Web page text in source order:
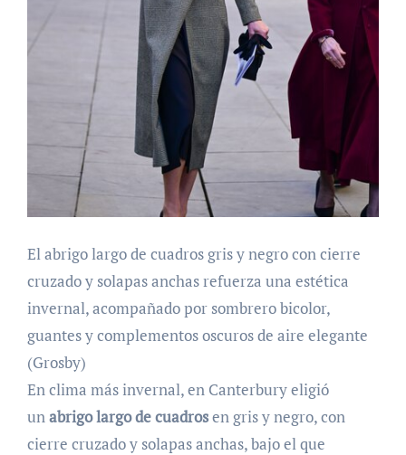
El abrigo largo de cuadros gris y negro con cierre
cruzado y solapas anchas refuerza una estética
invernal, acompañado por sombrero bicolor,
guantes y complementos oscuros de aire elegante
(Grosby)
En clima más invernal, en Canterbury eligió
unabrigo largo de cuadrosen gris y negro, con
cierre cruzado y solapas anchas, bajo el que